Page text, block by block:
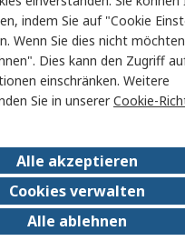
Datenschutz
Entsorgung
RS weltweit
ZertifikatePresse-
indem Sie auf "Cookie
Wenn Sie dies nicht
Dies kann den Zugriff
einschränken. Weitere
Sie in unsererCookie-
Alle akzeptieren
Cookies verwalten
Alle ablehnen